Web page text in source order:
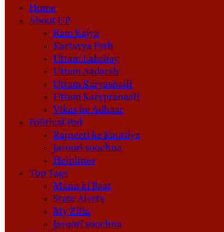
Home
About UP
Ram Rajya
Kartavya Path
Uttam Lakshay
Uttam Aadarsh
Uttam Karyashaili
Uttam Karypranaali
Vikas he Adhaar
Political Pod
Rajneeti ke Kautilya
Jaroori soochna
Helplines
Top Tags
Mann ki Baat
State Alerts
My Zilla
Jaroori soochna